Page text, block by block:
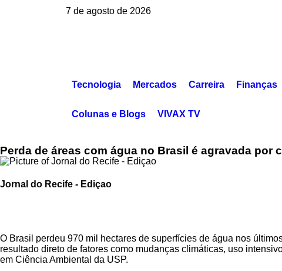
7 de agosto de 2026
Tecnologia Mercados Carreira Finanças
Colunas e Blogs VIVAX TV
Perda de áreas com água no Brasil é agravada
Jornal do Recife - Ediçao
O Brasil perdeu 970 mil hectares de superfícies de água nos
resultado direto de fatores como mudanças climáticas, uso
em Ciência Ambiental da USP.